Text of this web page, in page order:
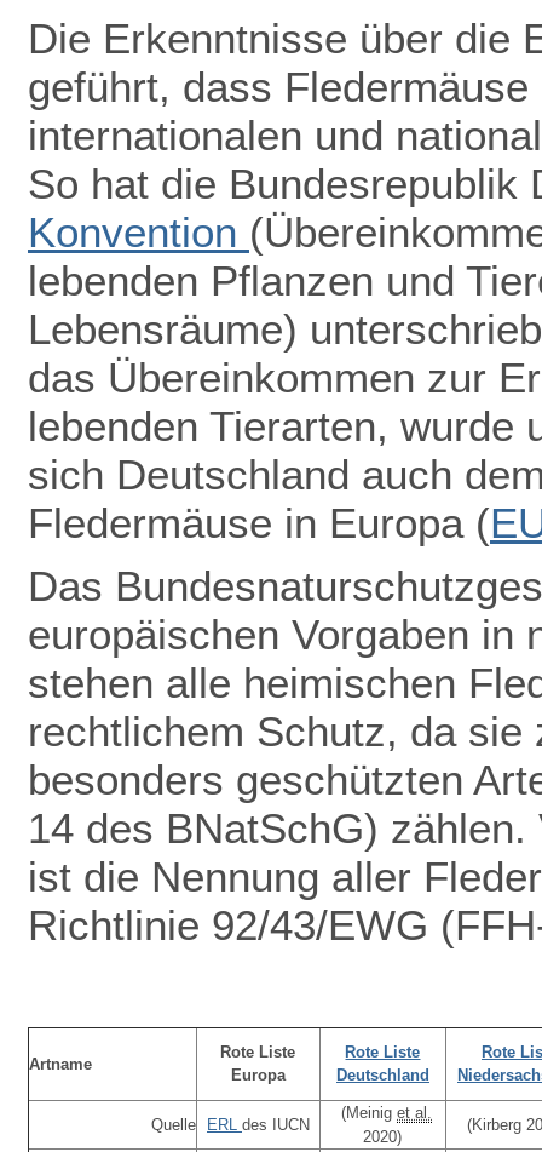
Die Erkenntnisse über die
geführt, dass
internationalen und
So hat die
Konvention
lebenden Pflanzen und
Lebensräume)
das Übereinkommen zur
lebenden Tierarten, wurde
sich Deutschland auch
Fledermäuse in Europa (
Das
europäischen Vorgaben in
stehen alle heimischen
rechtlichem Schutz, da sie
besonders geschützten
14 des BNatSchG)
ist die Nennung aller
Richtlinie 92/43/EWG
Artname
Rote Liste
Europa
Rote Liste
Deutschland
Rote
Quelle ERL des IUCN
(Meinig et al.
2020)
(Kirberg